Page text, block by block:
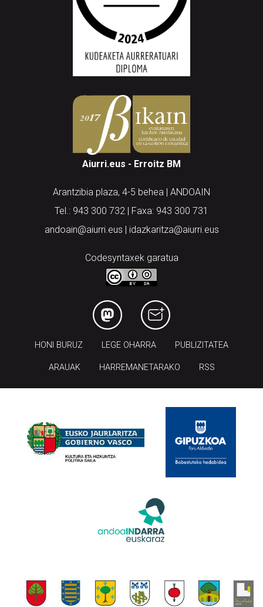
Aiurri.eus - Erroitz BM
Arantzibia plaza, 4-5 behea | ANDOAIN
Tel.: 943 300 732 | Faxa: 943 300 731
andoain@aiurri.eus | idazkaritza@aiurri.eus
Codesyntaxek garatua
HONI BURUZ LEGE OHARRA PUBLIZITATEA
ARAUAK HARREMANETARAKO RSS